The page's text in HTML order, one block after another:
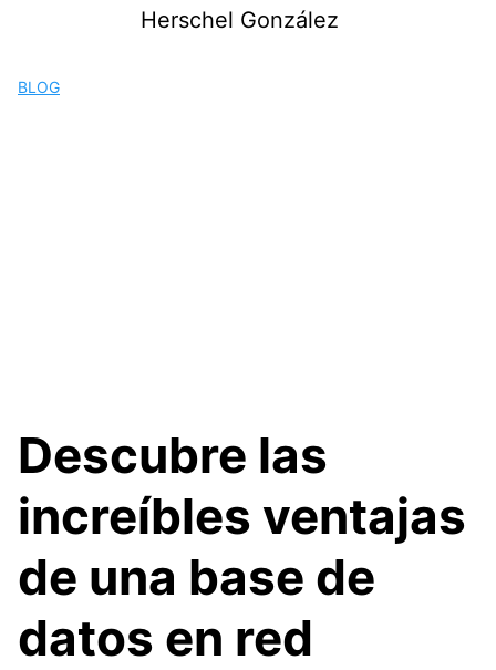
Herschel González
BLOG
Descubre las
increíbles ventajas
de una base de
datos en red